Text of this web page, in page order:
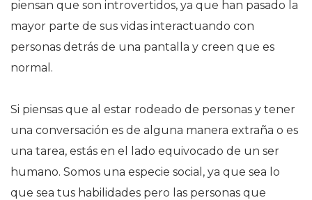
piensan que son introvertidos, ya que han pasado la
mayor parte de sus vidas interactuando con
personas detrás de una pantalla y creen que es
normal.
Si piensas que al estar rodeado de personas y tener
una conversación es de alguna manera extraña o es
una tarea, estás en el lado equivocado de un ser
humano. Somos una especie social, ya que sea lo
que sea tus habilidades pero las personas que